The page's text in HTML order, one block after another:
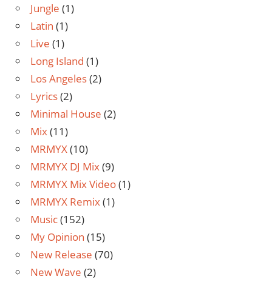
Jungle (1)
Latin (1)
Live (1)
Long Island (1)
Los Angeles(2)
Lyrics(2)
Minimal House (2)
Mix(11)
MRMYX(10)
MRMYX DJ Mix(9)
MRMYX Mix Video(1)
MRMYX Remix(1)
Music(152)
My Opinion (15)
New Release (70)
New Wave (2)